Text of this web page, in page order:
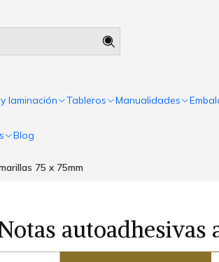
laminación Tableros Manualidades
Blog
75 x 75mm
autoadhesivas